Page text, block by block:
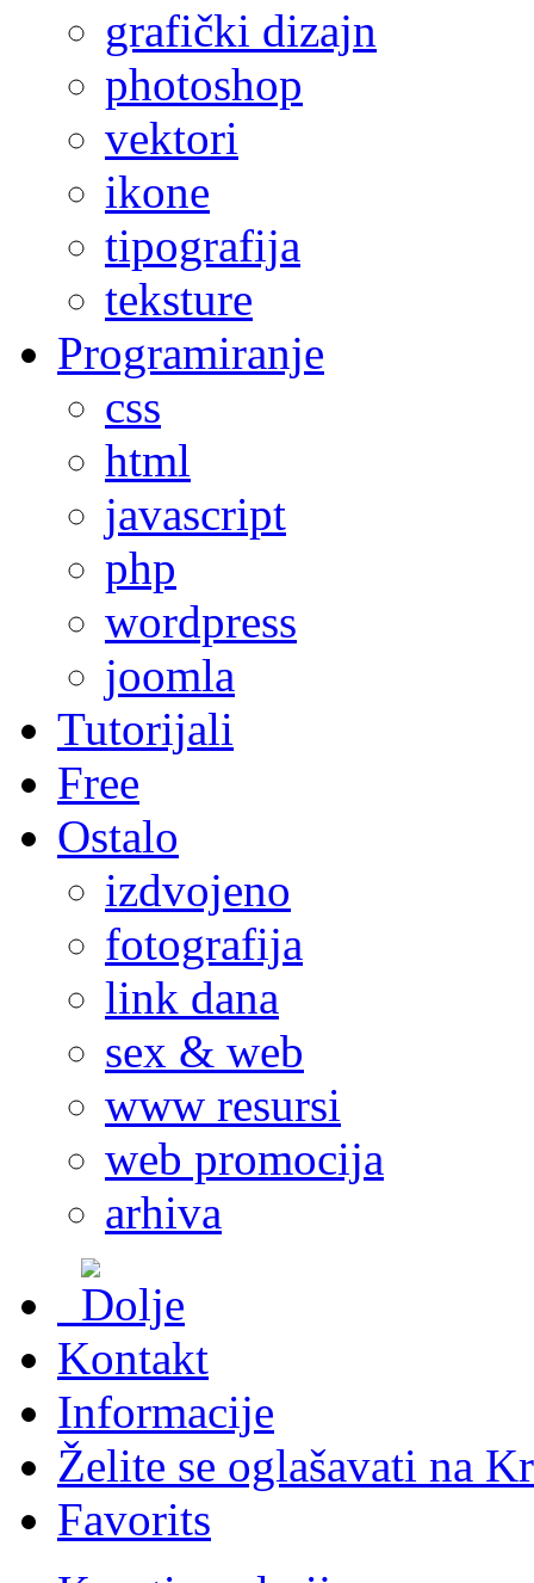
grafički dizajn
photoshop
vektori
ikone
tipografija
teksture
Programiranje
css
html
javascript
php
wordpress
joomla
Tutorijali
Free
Ostalo
izdvojeno
fotografija
link dana
sex & web
www resursi
web promocija
arhiva
Kontakt
Informacije
Želite se oglašavati na
Favorits